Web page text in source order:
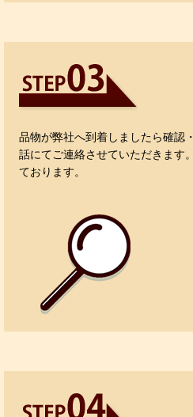
品物が弊社へ到着しましたら確認
話にてご連絡させていただきます
ております。